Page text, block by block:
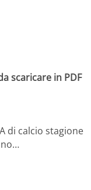
scaricare in PDF
di calcio stagione